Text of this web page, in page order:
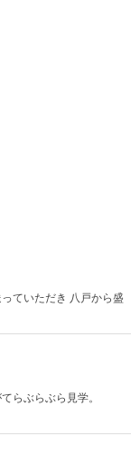
ていただき 八戸から盛
らぶらぶら見学。